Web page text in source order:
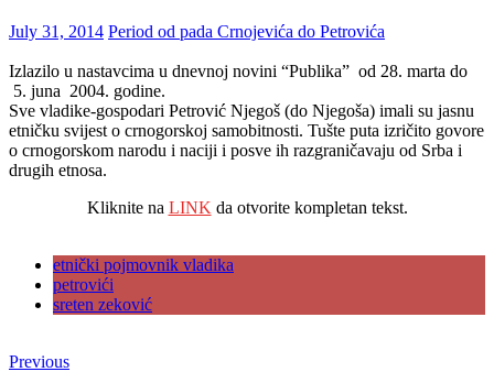
July 31, 2014 Period od pada Crnojevića do Petrovića
Izlazilo u nastavcima u dnevnoj novini “Publika” od 28. marta do
5. juna 2004. godine.
Sve vladike-gospodari Petrović Njegoš (do Njegoša) imali su jasnu
etničku svijest o crnogorskoj samobitnosti. Tušte puta izričito govore
o crnogorskom narodu i naciji i posve ih razgraničavaju od Srba i
drugih etnosa.
Kliknite na LINK da otvorite kompletan tekst.
etnički pojmovnik vladika
petrovići
sreten zeković
Previous